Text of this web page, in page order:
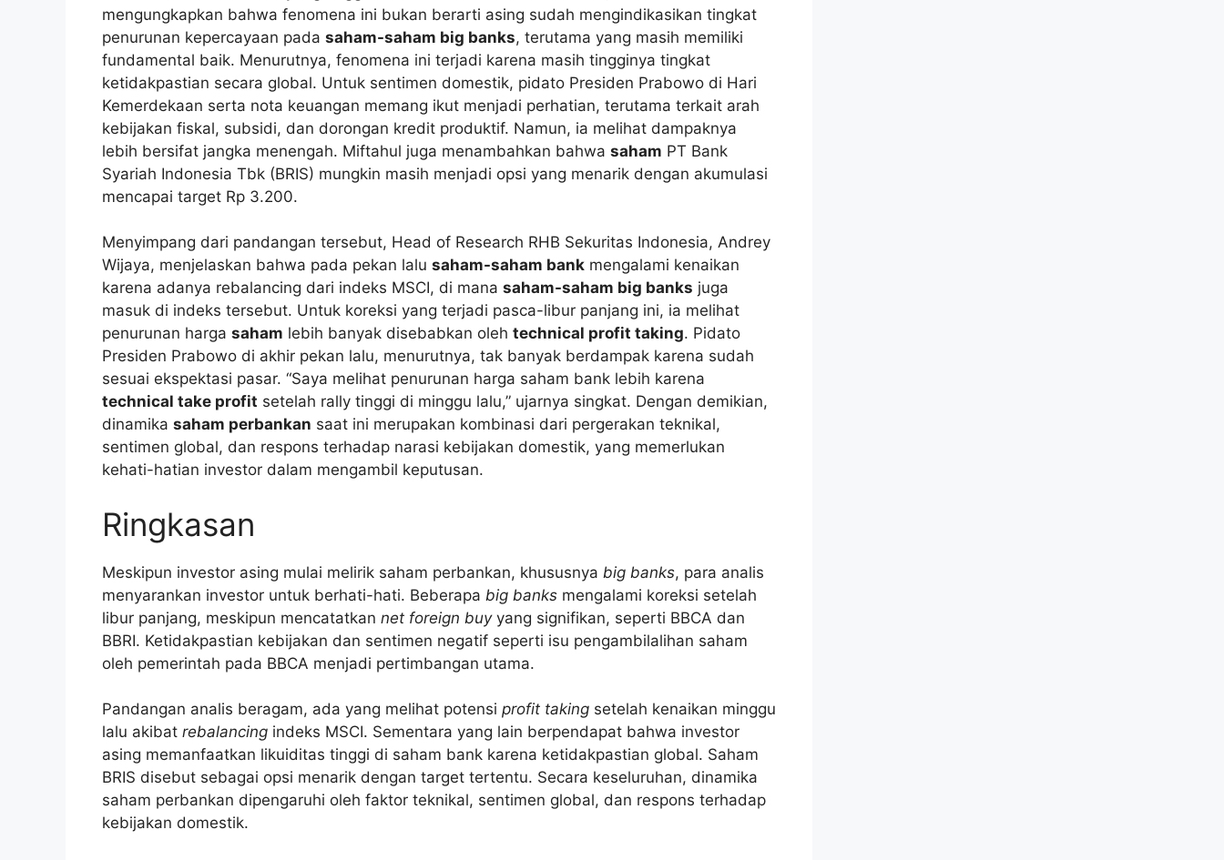
mengungkapkan bahwa fenomena ini bukan berarti asing sudah mengindikasikan tingkat
penurunan kepercayaan pada saham-saham big banks, terutama yang masih memiliki
fundamental baik. Menurutnya, fenomena ini terjadi karena masih tingginya tingkat
ketidakpastian secara global. Untuk sentimen domestik, pidato Presiden Prabowo di Hari
Kemerdekaan serta nota keuangan memang ikut menjadi perhatian, terutama terkait arah
kebijakan fiskal, subsidi, dan dorongan kredit produktif. Namun, ia melihat dampaknya
lebih bersifat jangka menengah. Miftahul juga menambahkan bahwa saham PT Bank
Syariah Indonesia Tbk (BRIS) mungkin masih menjadi opsi yang menarik dengan akumulasi
mencapai target Rp 3.200.
Menyimpang dari pandangan tersebut, Head of Research RHB Sekuritas Indonesia, Andrey
Wijaya, menjelaskan bahwa pada pekan lalu saham-saham bank mengalami kenaikan
karena adanya rebalancing dari indeks MSCI, di mana saham-saham big banks juga
masuk di indeks tersebut. Untuk koreksi yang terjadi pasca-libur panjang ini, ia melihat
penurunan harga saham lebih banyak disebabkan oleh technical profit taking. Pidato
Presiden Prabowo di akhir pekan lalu, menurutnya, tak banyak berdampak karena sudah
sesuai ekspektasi pasar. “Saya melihat penurunan harga saham bank lebih karena
technical take profit setelah rally tinggi di minggu lalu,” ujarnya singkat. Dengan demikian,
dinamika saham perbankan saat ini merupakan kombinasi dari pergerakan teknikal,
sentimen global, dan respons terhadap narasi kebijakan domestik, yang memerlukan
kehati-hatian investor dalam mengambil keputusan.
Ringkasan
Meskipun investor asing mulai melirik saham perbankan, khususnya big banks, para analis
menyarankan investor untuk berhati-hati. Beberapa big banks mengalami koreksi setelah
libur panjang, meskipun mencatatkan net foreign buyyang signifikan, seperti BBCA dan
BBRI. Ketidakpastian kebijakan dan sentimen negatif seperti isu pengambilalihan saham
oleh pemerintah pada BBCA menjadi pertimbangan utama.
Pandangan analis beragam, ada yang melihat potensi profit taking setelah kenaikan minggu
lalu akibat rebalancing indeks MSCI. Sementara yang lain berpendapat bahwa investor
asing memanfaatkan likuiditas tinggi di saham bank karena ketidakpastian global. Saham
BRIS disebut sebagai opsi menarik dengan target tertentu. Secara keseluruhan, dinamika
saham perbankan dipengaruhi oleh faktor teknikal, sentimen global, dan respons terhadap
kebijakan domestik.